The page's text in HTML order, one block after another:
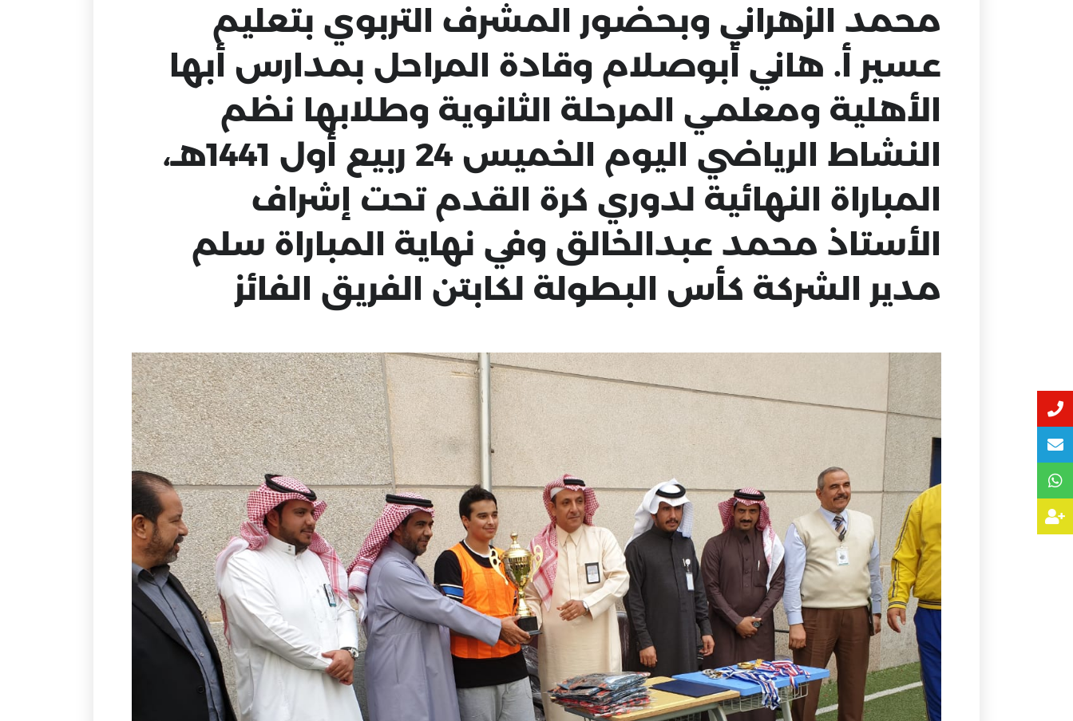
محمد الزهراني وبحضور المشرف التربوي بتعليم
عسير أ. هاني أبوصلام وقادة المراحل بمدارس أبها
الأهلية ومعلمي المرحلة الثانوية وطلابها نظم
النشاط الرياضي اليوم الخميس 24 ربيع أول 1441هـ،
المباراة النهائية لدوري كرة القدم تحت إشراف
الأستاذ محمد عبدالخالق وفي نهاية المباراة سلم
مدير الشركة كأس البطولة لكابتن الفريق الفائز